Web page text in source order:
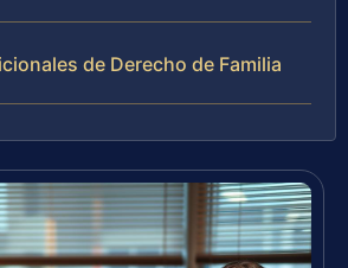
de Derecho de Familia